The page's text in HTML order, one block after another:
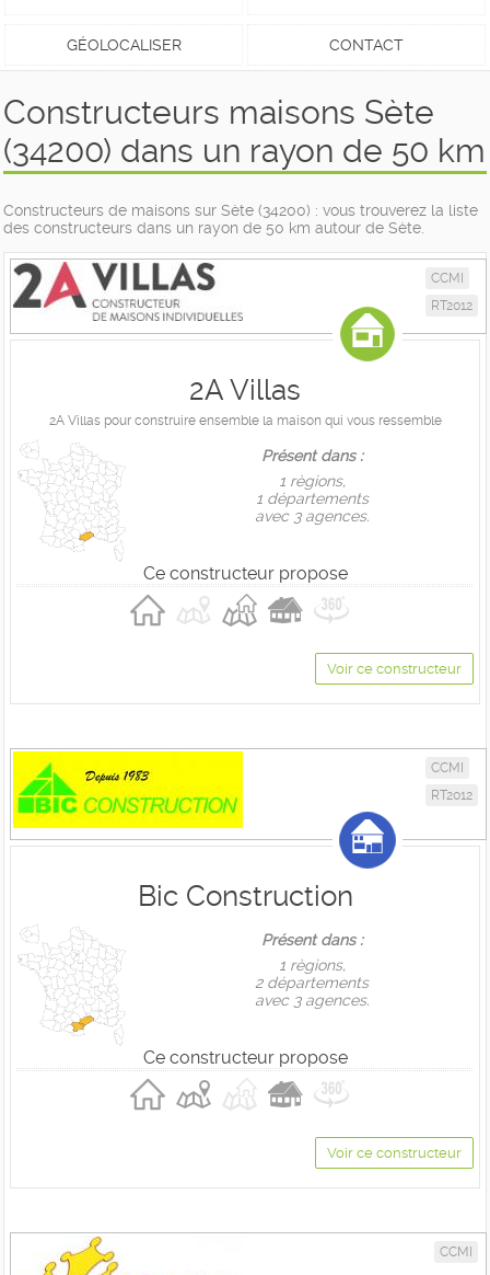
GÉOLOCALISER CONTACT
Constructeurs maisons Sète
(34200) dans un rayon de 50 km
Constructeurs de maisons sur Sète (34200) : vous trouverez la liste
des constructeurs dans un rayon de 50 km autour de Sète.
CCMI
RT2012
2A Villas
2A Villas pour construire ensemble la maison qui vous ressemble
Présent dans :
1 règions,
1 départements
avec 3 agences.
Ce constructeur propose
Voir ce constructeur
CCMI
RT2012
Bic Construction
Présent dans :
1 règions,
2 départements
avec 3 agences.
Ce constructeur propose
Voir ce constructeur
CCMI